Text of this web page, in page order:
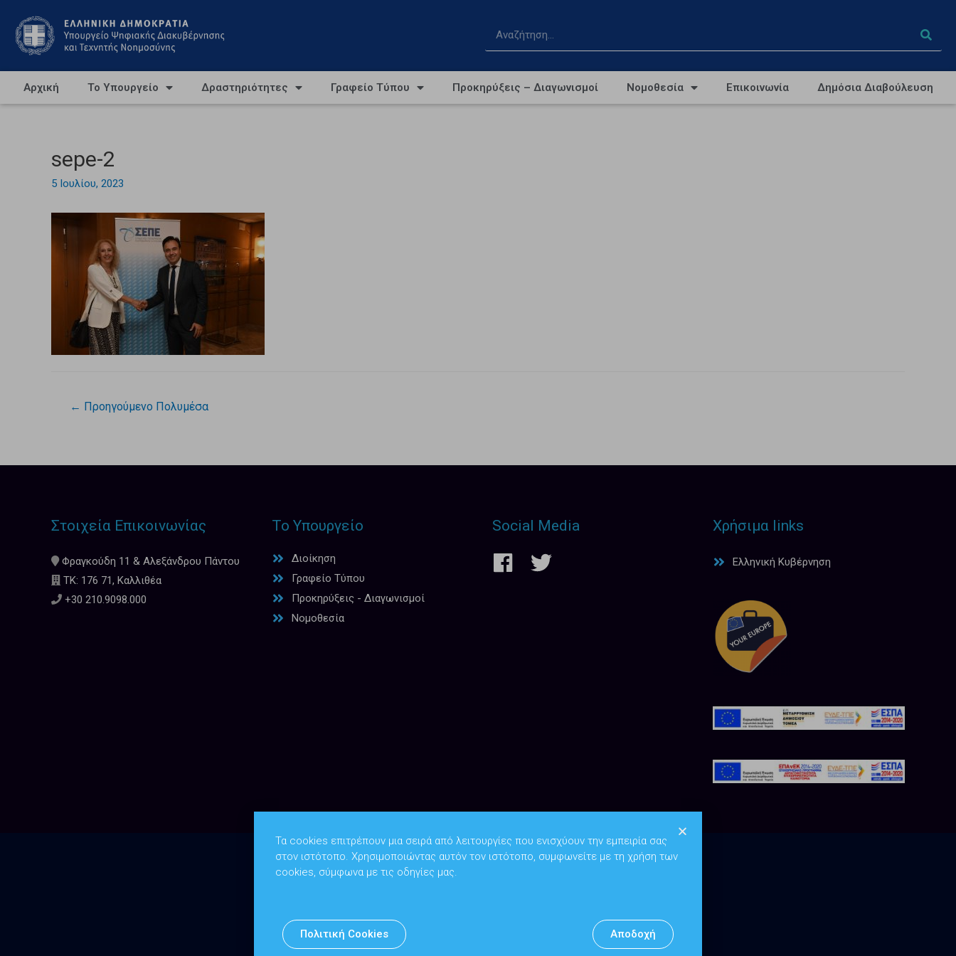
Αρχική Το Υπουργείο Δραστηριότητες Γραφείο Τύπου Προκηρύξεις – Διαγωνισμοί Νομοθεσία Επικοινωνία Δημόσια Διαβούλευση
sepe-2
5 Ιουλίου, 2023
← Προηγούμενο Πολυμέσα
Στοιχεία Επικοινωνίας
Φραγκούδη 11 & Αλεξάνδρου Πάντου
ΤΚ: 176 71, Καλλιθέα
+30 210.9098.000
Το Υπουργείο
Διοίκηση
Γραφείο Τύπου
Προκηρύξεις - Διαγωνισμοί
Νομοθεσία
Social Media Χρήσιμα links
Ελληνική Κυβέρνηση
Copyright © 2026Υπουργείο Ψηφιακής Διακυβέρνησης
Τα cookies επιτρέπουν μια σειρά από λειτουργίες που ενισχύουν την εμπειρία σας
στον ιστότοπο. Χρησιμοποιώντας αυτόν τον ιστότοπο, συμφωνείτε με τη χρήση των
cookies, σύμφωνα με τις οδηγίες μας.
Πολιτική Cookies Αποδοχή